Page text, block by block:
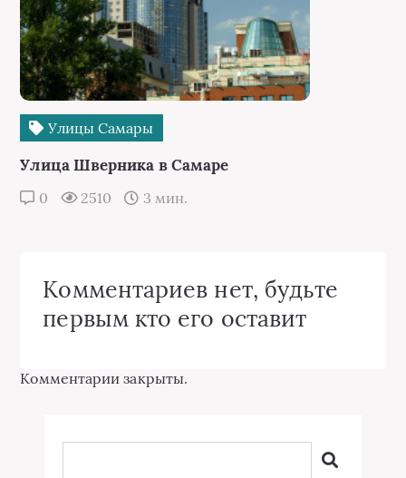
Улицы Самары
Улица Шверника в Самаре
0 2510 3 мин.
Комментариев нет, будьте
первым кто его оставит
Комментарии закрыты.